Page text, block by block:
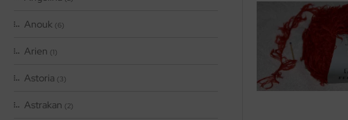
Anouk (6)
Arien (1)
Astoria (3)
Astrakan (2)